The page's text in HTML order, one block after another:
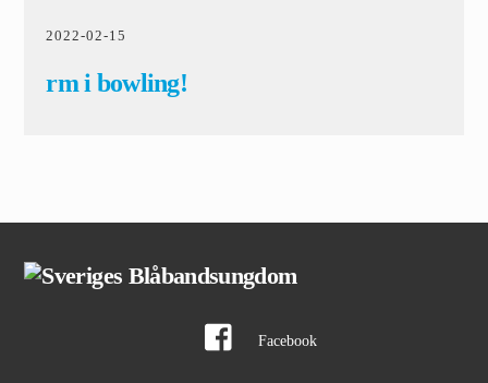
2022-02-15
rm i bowling!
Facebook